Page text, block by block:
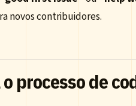
novos contribuidores.
processo de